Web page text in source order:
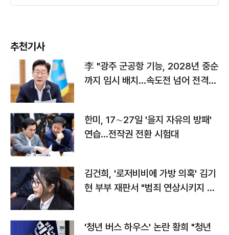
추천기사
李 "광주 군공항 기능, 2028년 중순
까지 임시 배치…속도전 넘어 전격
한미, 17∼27일 '을지 자유의 방패'
연습…전작권 전환 시험대
김건희, '로저비비에 가방 의혹' 김기
현 부부 재판서 "범죄 연상시키지 말
'청년 버스 하우스' 논란 황희 "청년